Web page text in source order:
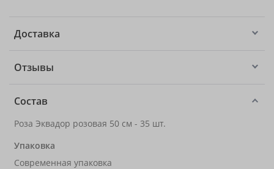
Доставка
Отзывы
Состав
Роза Эквадор розовая 50 см - 35 шт.
Упаковка
Современная упаковка